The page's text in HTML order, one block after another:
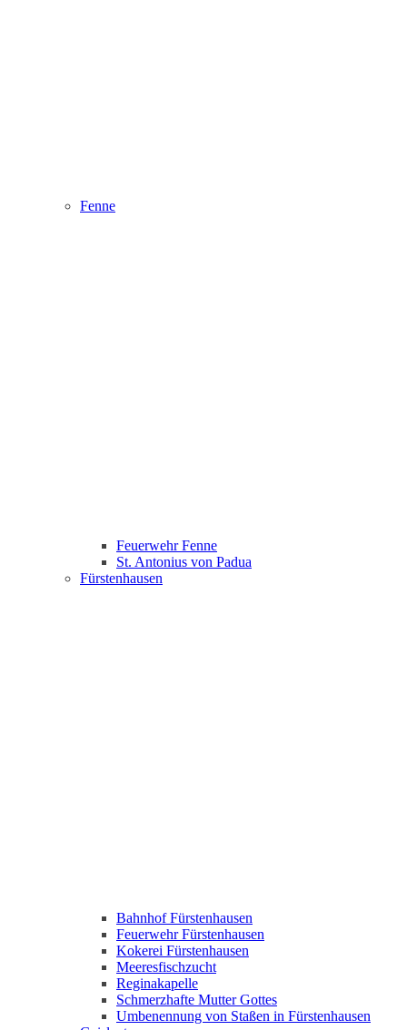
Fenne
Feuerwehr Fenne
St. Antonius von Padua
Fürstenhausen
Bahnhof Fürstenhausen
Feuerwehr Fürstenhausen
Kokerei Fürstenhausen
Meeresfischzucht
Reginakapelle
Schmerzhafte Mutter Gottes
Umbenennung von Staßen in Fürstenhausen